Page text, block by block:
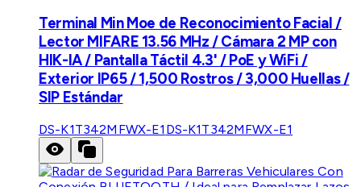
Terminal Min Moe de Reconocimiento Facial /
Lector MIFARE 13.56 MHz / Cámara 2 MP con
HIK-IA / Pantalla Táctil 4.3' / PoE y WiFi /
Exterior IP65 / 1,500 Rostros / 3,000 Huellas /
SIP Estándar
DS-K1T342MFWX-E1 DS-K1T342MFWX-E1